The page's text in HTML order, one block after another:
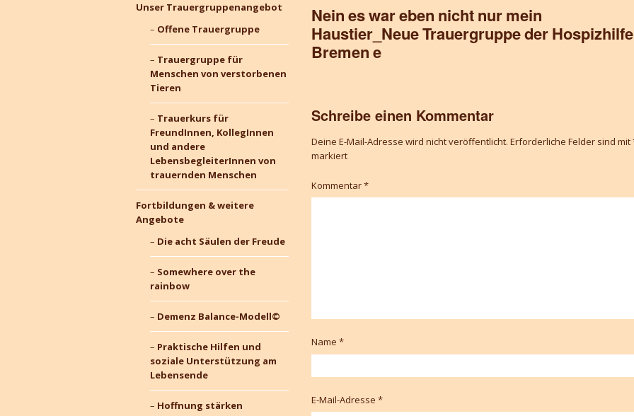
Unser Trauergruppenangebot
Offene Trauergruppe
Trauergruppe für
Menschen von verstorbenen
Tieren
Trauerkurs für
FreundInnen, KollegInnen
und andere
LebensbegleiterInnen von
trauernden Menschen
Fortbildungen & weitere
Angebote
Die acht Säulen der Freude
Somewhere over the
rainbow
Demenz Balance-Modell©
Praktische Hilfen und
soziale Unterstützung am
Lebensende
Hoffnung stärken
Nein es war eben nicht nur mein
Haustier_Neue Trauergruppe der Hospizhilfe
Bremen e
Schreibe einen Kommentar
Deine E-Mail-Adresse wird nicht veröffentlicht. Erforderliche Felder sind mit
markiert
Kommentar*
Name *
E-Mail-Adresse *